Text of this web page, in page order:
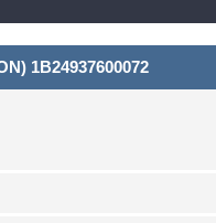
1B24937600072